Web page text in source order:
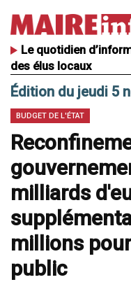
Le quotidien
des élus locaux
Édition du jeudi 5
BUDGET DE L'ÉTAT
milliards
millions
public